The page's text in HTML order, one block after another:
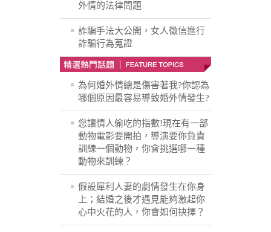
外情的法律問題
詐騙手法大公開，女人徵信進行
詐騙行為蒐證
為何婚外情總是傷害著我?你認為
哪個原因最容易導致婚外情發生?
您讓情人偷吃的指數!現在有一部
動物電影要開拍，導演要你負責
訓練一個動物，你會挑選哪一種
動物來訓練？
假設犀利人妻的劇情發生在你身
上；結婚之後才遇見能夠激起你
心中火花的人，你會如何抉擇？